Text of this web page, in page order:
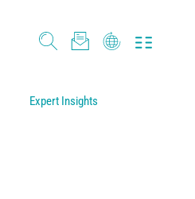
Expert Insights